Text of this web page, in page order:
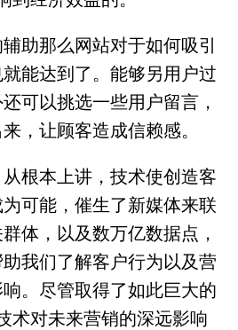
助那么网站对于如何吸引
能达到了。能够另用户过
可以挑选一些用户留言，
，让顾客造成信赖感。
根本上讲，技术使创造客
可能，催生了新媒体来联
体，以及数万亿数据点，
我们了解客户行为以及营
。尽管取得了如此巨大的
术对未来营销的深远影响